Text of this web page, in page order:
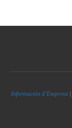
Información d’Empresa |